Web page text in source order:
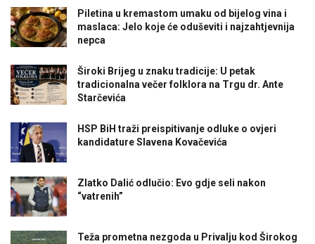
Piletina u kremastom umaku od bijelog vina i
maslaca: Jelo koje će oduševiti i najzahtjevnija
nepca
Široki Brijeg u znaku tradicije: U petak
tradicionalna večer folklora na Trgu dr. Ante
Starčevića
HSP BiH traži preispitivanje odluke o ovjeri
kandidature Slavena Kovačevića
Zlatko Dalić odlučio: Evo gdje seli nakon
“vatrenih”
Teža prometna nezgoda u Privalju kod Širokog